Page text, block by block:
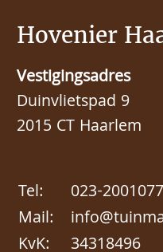
Hovenier
Vestigingsadres
Duinvlietspad 9
2015 CT Haarlem
Tel:
023-2001077
Mail:
KvK:
34318496